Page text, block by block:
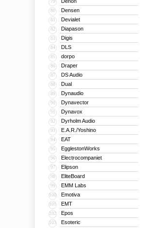
79
80 Densen
81 Devialet
82 Diapason
83 Digis
84 DLS
85 dorpo
86 Draper
87 DS Audio
88 Dual
89 Dynaudio
90 Dynavector
91 Dynavox
92 Dyrholm Audio
93 E.A.R./Yoshino
94 EAT
95 EgglestonWorks
96 Electrocompaniet
97 Elipson
98 EliteBoard
99 EMM Labs
100 Emotiva
101 EMT
102 Epos
103 Esoteric